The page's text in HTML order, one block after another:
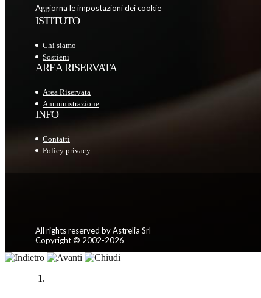
Aggiorna le impostazioni dei cookie
ISTITUTO
Chi siamo
Sostieni
AREA RISERVATA
Area Riservata
Amministrazione
INFO
Contatti
Policy privacy
All rights reserved by Astrelia Srl
Copyright © 2002-2026